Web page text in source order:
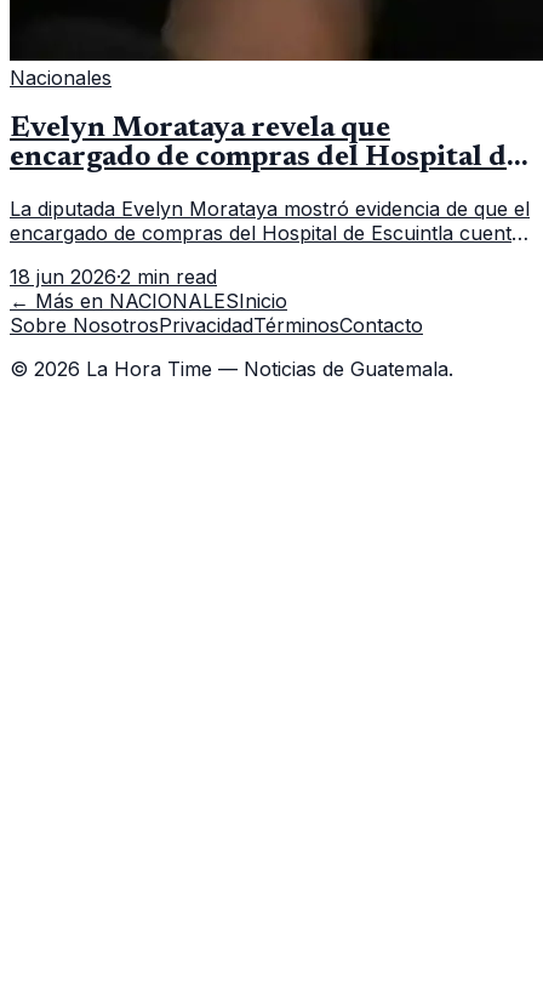
Nacionales
Evelyn Morataya revela que
encargado de compras del Hospital de
La diputada Evelyn Morataya mostró evidencia de que el
encargado de compras del Hospital de Escuintla cuenta
capacitación en la capital.
18 jun 2026·2 min read
← Más en NACIONALESInicio
Sobre NosotrosPrivacidadTérminosContacto
© 2026 La Hora Time — Noticias de Guatemala.